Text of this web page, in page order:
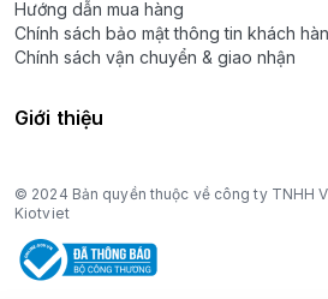
Hướng dẫn mua hàng
Chính sách bảo mật thông tin khách
Chính sách vận chuyển & giao nhận
Giới thiệu
© 2024 Bản quyền thuộc về công ty TNHH
Kiotviet